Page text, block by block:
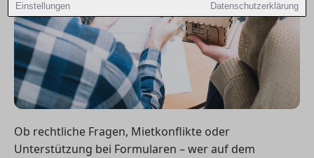
Einstellungen Datenschutzerklärung
Ob rechtliche Fragen, Mietkonflikte oder
Unterstützung bei Formularen – wer auf dem